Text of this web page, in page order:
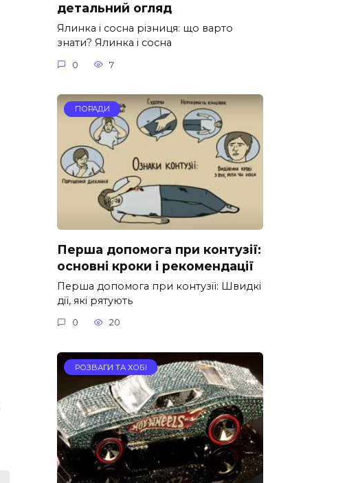
детальний огляд
Ялинка і сосна різниця: що варто
знати? Ялинка і сосна
0 7
ПОРАДИ
Перша допомога при контузії:
основні кроки і рекомендації
Перша допомога при контузії: Швидкі
дії, які рятують
0 20
РОЗВАГИ ТА ХОБІ